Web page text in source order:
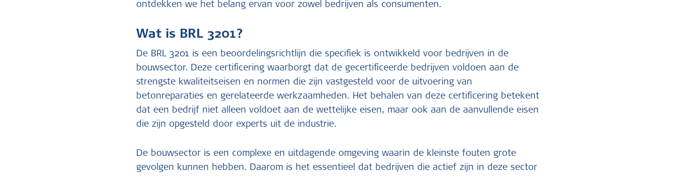
ontdekken we het belang ervan voor zowel bedrijven als consumenten.
Wat is BRL 3201?
De BRL 3201 is een beoordelingsrichtlijn die specifiek is ontwikkeld voor bedrijven in de
bouwsector. Deze certificering waarborgt dat de gecertificeerde bedrijven voldoen aan de
strengste kwaliteitseisen en normen die zijn vastgesteld voor de uitvoering van
betonreparaties en gerelateerde werkzaamheden. Het behalen van deze certificering betekent
dat een bedrijf niet alleen voldoet aan de wettelijke eisen, maar ook aan de aanvullende eisen
die zijn opgesteld door experts uit de industrie.
De bouwsector is een complexe en uitdagende omgeving waarin de kleinste fouten grote
gevolgen kunnen hebben. Daarom is het essentieel dat bedrijven die actief zijn in deze sector